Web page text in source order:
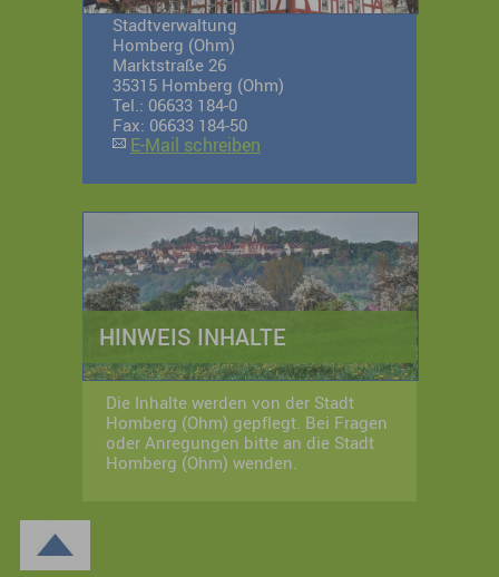
Stadtverwaltung
Homberg (Ohm)
Marktstraße 26
35315 Homberg (Ohm)
Tel.: 06633 184-0
Fax: 06633 184-50
E-Mail schreiben
HINWEIS INHALTE
Die Inhalte werden von der Stadt
Homberg (Ohm) gepflegt. Bei Fragen
oder Anregungen bitte an die Stadt
Homberg (Ohm) wenden.